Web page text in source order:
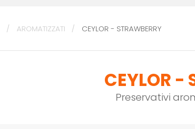
AROMATIZZATI CEYLOR - STRAWBERRY
CEYLOR -
Preservativi